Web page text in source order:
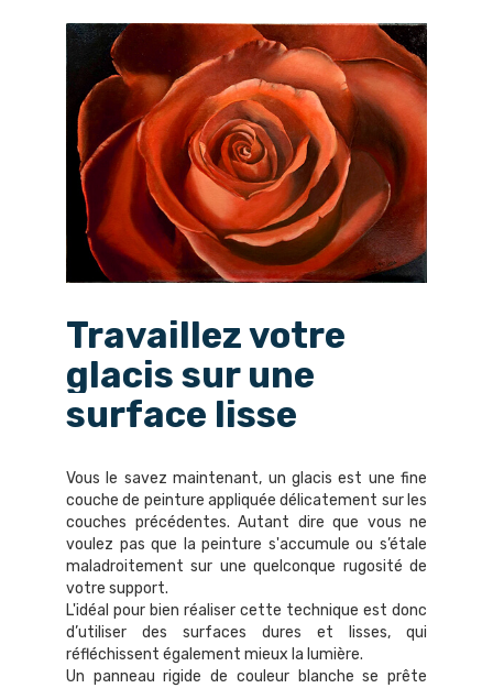
Travaillez votre
glacis sur une
surface lisse
Vous le savez maintenant, un glacis est une fine
couche de peinture appliquée délicatement sur les
couches précédentes. Autant dire que vous ne
voulez pas que la peinture s'accumule ou s’étale
maladroitement sur une quelconque rugosité de
votre support.
L'idéal pour bien réaliser cette technique est donc
d’utiliser des surfaces dures et lisses, qui
réfléchissent également mieux la lumière.
Un panneau rigide de couleur blanche se prête